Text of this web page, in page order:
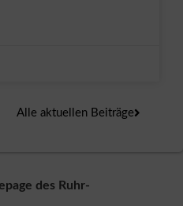
des Ruhr-
Alle aktuellen Beiträge